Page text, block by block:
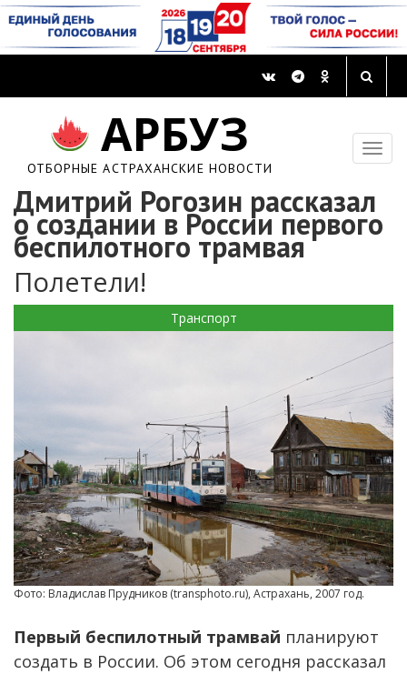
АРБУЗ
ОТБОРНЫЕ АСТРАХАНСКИЕ НОВОСТИ
Дмитрий Рогозин рассказал
о создании в России первого
беспилотного трамвая
Полетели!
Транспорт
Фото: Владислав Прудников (transphoto.ru), Астрахань, 2007 год.
Первый беспилотный трамвай планируют
создать в России. Об этом сегодня рассказал